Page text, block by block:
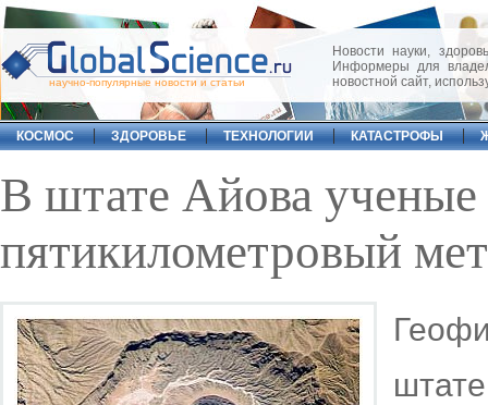
научно-популярные новости и статьи
Новости науки,
Информеры для
новостной сайт,
КОСМОС ЗДОРОВЬЕ ТЕХНОЛОГИИ КАТАСТРОФЫ
В штате Айова
пятикилометровый